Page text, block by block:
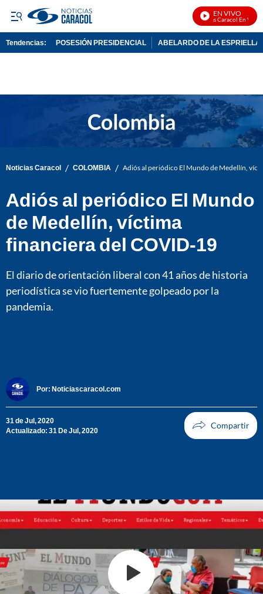
EN VIVO
Noticias Caracol En Vivo
Tendencias: POSESIÓN PRESIDENCIAL ABELARDO DE LA ESPRIELLA
Noticias Caracol / COLOMBIA / Adiós al periódico El Mundo de Medellín,
Adiós al periódico El Mundo
de Medellín, víctima
financiera del COVID-19
El diario de orientación liberal con 41 años de historia
periodística se vio fuertemente golpeado por la
pandemia.
Por: Noticiascaracol.com
31 de Jul, 2020
Actualizado: 31 De Jul, 2020